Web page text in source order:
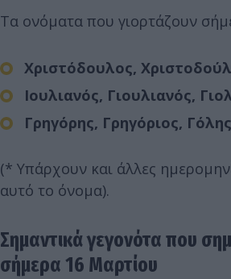
Τα ονόματα που γιορτάζουν
Χριστόδουλος,
Ιουλιανός, Γιουλιανός,
Γρηγόρης, Γρηγόριος,
(* Υπάρχουν και άλλες
αυτό το όνομα).
Σημαντικά γεγονότα που
σήμερα 16 Μαρτίου